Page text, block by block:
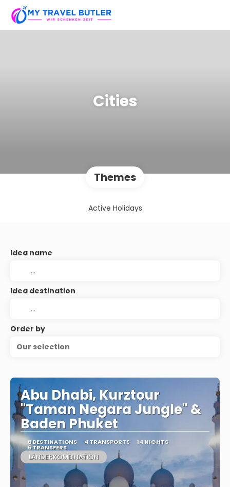
Cities
Themes
Active Holidays
Idea name
Idea destination
Order by
Our selection
Abu Dhabi, Kurztour
"Taman Negara Jungle" &
Baden Phuket
6 DESTINATIONS 4 TRANSPORTS 14 NIGHTS
6 TRANSFERS
LÄNDERKOMBINATION